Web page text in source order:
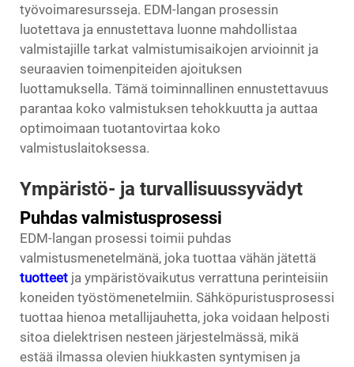
työvoimaresursseja. EDM-langan prosessin
luotettava ja ennustettava luonne mahdollistaa
valmistajille tarkat valmistumisaikojen arvioinnit ja
seuraavien toimenpiteiden ajoituksen
luottamuksella. Tämä toiminnallinen ennustettavuus
parantaa koko valmistuksen tehokkuutta ja auttaa
optimoimaan tuotantovirtaa koko
valmistuslaitoksessa.
Ympäristö- ja turvallisuussyvädyt
Puhdas valmistusprosessi
EDM-langan prosessi toimii puhdas
valmistusmenetelmänä, joka tuottaa vähän jätettä
tuotteet ja ympäristövaikutus verrattuna perinteisiin
koneiden työstömenetelmiin. Sähköpuristusprosessi
tuottaa hienoa metallijauhetta, joka voidaan helposti
sitoa dielektrisen nesteen järjestelmässä, mikä
estää ilmassa olevien hiukkasten syntymisen ja